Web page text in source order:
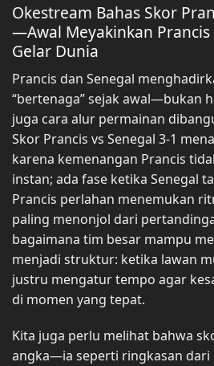
Okestream Bahas Skor
—Awal Meyakinkan
Gelar Dunia
Prancis dan Senegal
“bertenaga” sejak awal—bukan
juga cara alur permainan
Skor Prancis vs Senegal 3-1
karena kemenangan Prancis
instan; ada fase ketika Senegal
Prancis perlahan menemukan
paling menonjol dari
bagaimana tim besar mampu
menjadi struktur: ketika lawan
justru mengatur tempo agar
di momen yang tepat.
Kita juga perlu melihat bahwa
angka—ia seperti ringkasan dari